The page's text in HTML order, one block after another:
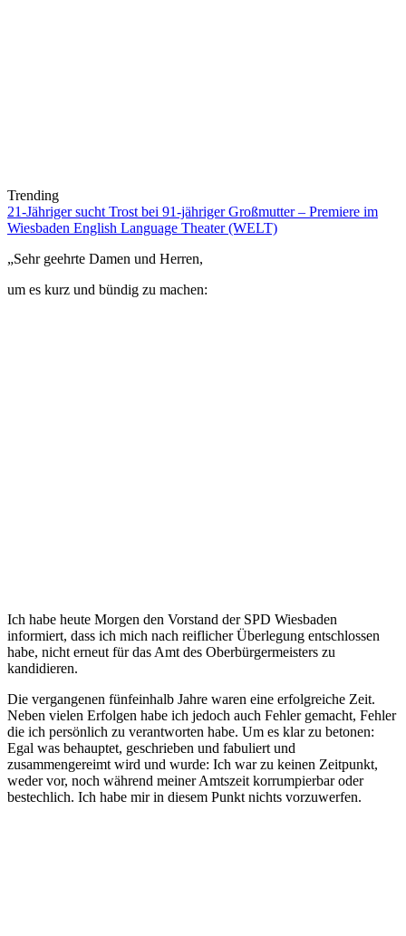
Trending
21-Jähriger sucht Trost bei 91-jähriger Großmutter – Premiere im
Wiesbaden English Language Theater (WELT)
„Sehr geehrte Damen und Herren,
um es kurz und bündig zu machen:
Ich habe heute Morgen den Vorstand der SPD Wiesbaden
informiert, dass ich mich nach reiflicher Überlegung entschlossen
habe, nicht erneut für das Amt des Oberbürgermeisters zu
kandidieren.
Die vergangenen fünfeinhalb Jahre waren eine erfolgreiche Zeit.
Neben vielen Erfolgen habe ich jedoch auch Fehler gemacht, Fehler
die ich persönlich zu verantworten habe. Um es klar zu betonen:
Egal was behauptet, geschrieben und fabuliert und
zusammengereimt wird und wurde: Ich war zu keinen Zeitpunkt,
weder vor, noch während meiner Amtszeit korrumpierbar oder
bestechlich. Ich habe mir in diesem Punkt nichts vorzuwerfen.